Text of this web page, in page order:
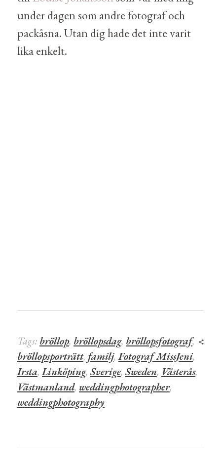
under dagen som andre fotograf och
packåsna. Utan dig hade det inte varit
lika enkelt.
Tags: bröllop, bröllopsdag, bröllopsfotograf,
bröllopsporträtt, familj,Fotograf MissJeni,
Irsta,Linköping,Sverige,Sweden, Västerås,
Västmanland, weddingphotographer,
weddingphotography